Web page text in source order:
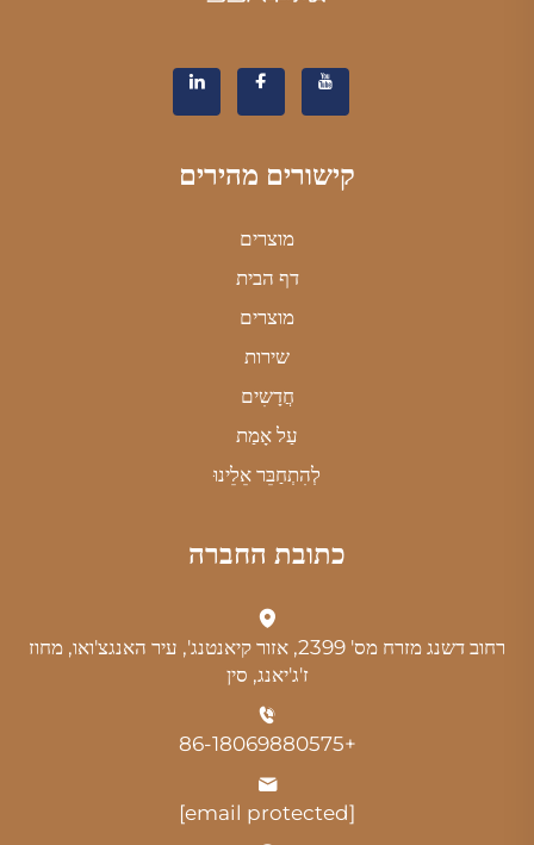
קישורים מהירים
מוצרים
דף הבית
מוצרים
שירות
חֲדָשִים
עַל אָמַת
לְהִתְחַבֵּר אֵלֵינוּ
כתובת החברה
רחוב דשנג מזרח מס' 2399, אזור קיאנטנג', עיר האנגצ'ואו, מחוז
ז'ג'יאנג, סין
+86-18069880575
[email protected]